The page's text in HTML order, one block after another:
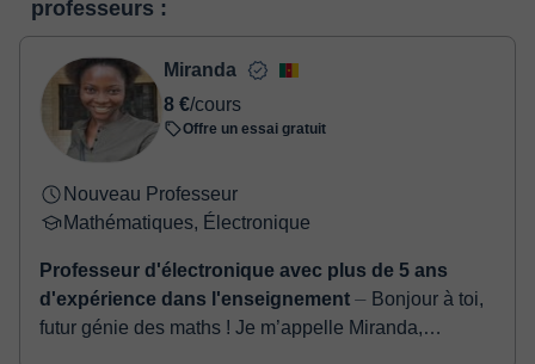
deux options:
- carte de débit / crédit
- Paypal
Une fois le paiement réglé, nous vous enverrons un e-mail pour
confirmer la réservation.
professeurs :
Miranda
8 €/cours
Offre un essai gratuit
Nouveau Professeur
Mathématiques, Électronique
Professeur d'électronique avec plus de 5 ans
d'expérience dans l'enseignement ⏤ Bonjour à toi,
futur génie des maths ! Je m’appelle Miranda,